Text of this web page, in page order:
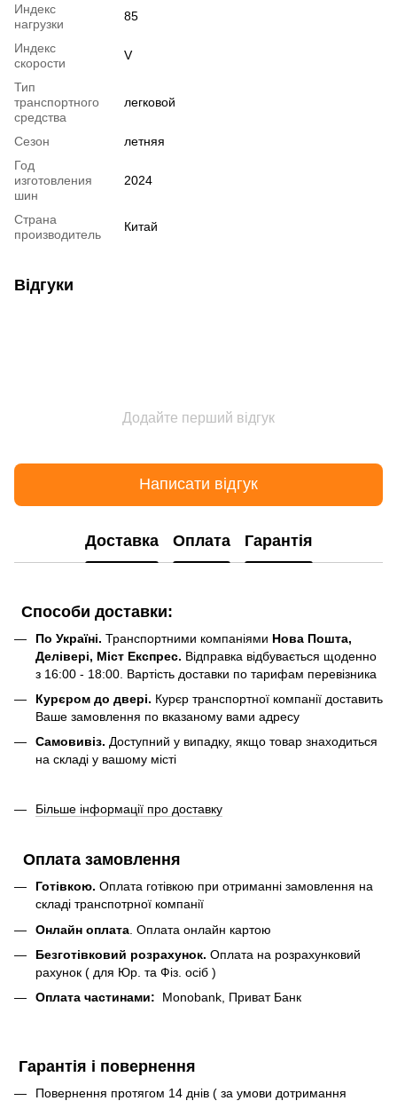
Индекс
нагрузки
85
Индекс
скорости
V
Тип
транспортного
средства
легковой
Сезон
летняя
Год
изготовления
шин
2024
Страна
производитель
Китай
Відгуки
Додайте перший відгук
Написати відгук
Доставка Оплата Гарантія
Способи доставки:
По Україні. Транспортними компаніями Нова Пошта,
Делівері, Міст Експрес. Відправка відбувається щоденно
з 16:00 - 18:00. Вартість доставки по тарифам перевізника
Курєром до двері. Курєр транспортної компанії доставить
Ваше замовлення по вказаному вами адресу
Самовивіз. Доступний у випадку, якщо товар знаходиться
на складі у вашому місті
Більше інформації про доставку
Оплата замовлення
Готівкою. Оплата готівкою при отриманні замовлення на
складі транспотрної компанії
Онлайн оплата . Оплата онлайн картою
Безготівковий розрахунок. Оплата на розрахунковий
рахунок ( для Юр. та Фіз. осіб )
Оплата частинами: Monobank, Приват Банк
Гарантія і повернення
Повернення протягом 14 днів ( за умови дотримання